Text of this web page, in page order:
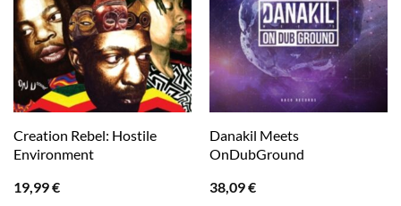
Creation Rebel: Hostile
Environment
19,99€
Danakil Meets
OnDubGround
38,09€